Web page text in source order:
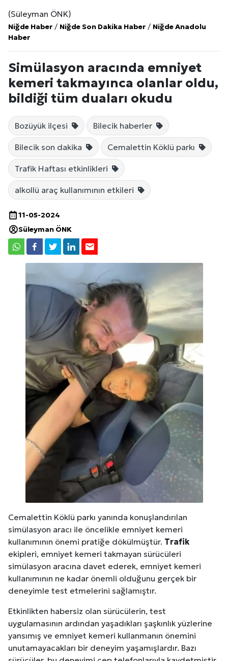
(Süleyman ÖNK)
Niğde Haber / Niğde Son Dakika Haber / Niğde Anadolu
Haber
Simülasyon aracında emniyet
kemeri takmayınca olanlar oldu,
bildiği tüm duaları okudu
Bozüyük ilçesi Bilecik haberler
Bilecik son dakika Cemalettin Köklü parkı
Trafik Haftası etkinlikleri
alkollü araç kullanımının etkileri
11-05-2024
Süleyman ÖNK
Cemalettin Köklü parkı yanında konuşlandırılan
simülasyon aracı ile öncelikle emniyet kemeri
kullanımının önemi pratiğe dökülmüştür. Trafik
ekipleri, emniyet kemeri takmayan sürücüleri
simülasyon aracına davet ederek, emniyet kemeri
kullanımının ne kadar önemli olduğunu gerçek bir
deneyimle test etmelerini sağlamıştır.
Etkinlikten habersiz olan sürücülerin, test
uygulamasının ardından yaşadıkları şaşkınlık yüzlerine
yansımış ve emniyet kemeri kullanmanın önemini
unutamayacakları bir deneyim yaşamışlardır. Bazı